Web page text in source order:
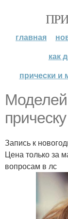
главная
как
прически и
Запись к
Цена только за
вопросам в лс